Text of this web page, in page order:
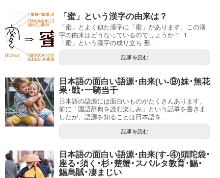
「蜜」という漢字の由来は？
「密」とよく似た漢字に「蜜」があります。この漢
字の由来はどうなっているのでしょうか？ １．
「蜜」という漢字の成り立ち 形...
記事を読む
日本語の面白い語源･由来(い-⑨)妹･無花
果･戦･一騎当千
日本語の語源には面白いものがたくさんあります。
前に「国語辞典を読む楽しみ」という記事を書きま
したが、語源を知ることは日本語を...
記事を読む
日本語の面白い語源･由来(す-④)頭陀袋･
座る･須く･杉･楚蟹･スパルタ教育･鯣･
鯣烏賊･凄まじい